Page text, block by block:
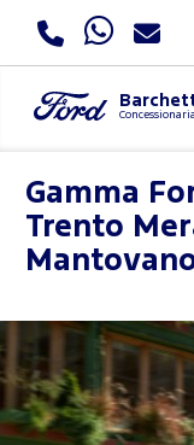
Concessionaria
Gamma
Trento